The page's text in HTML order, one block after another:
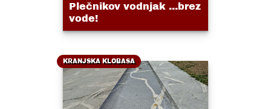
Plečnikov vodnjak ...brez
vode!
KRANJSKA KLOBASA